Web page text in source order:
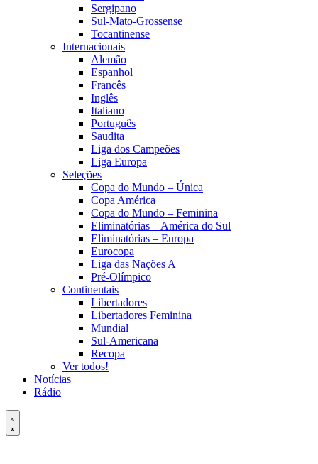
Sergipano
Sul-Mato-Grossense
Tocantinense
Internacionais
Alemão
Espanhol
Francês
Inglês
Italiano
Português
Saudita
Liga dos Campeões
Liga Europa
Seleções
Copa do Mundo – Única
Copa América
Copa do Mundo – Feminina
Eliminatórias – América do Sul
Eliminatórias – Europa
Eurocopa
Liga das Nações A
Pré-Olímpico
Continentais
Libertadores
Libertadores Feminina
Mundial
Sul-Americana
Recopa
Ver todos!
Notícias
Rádio